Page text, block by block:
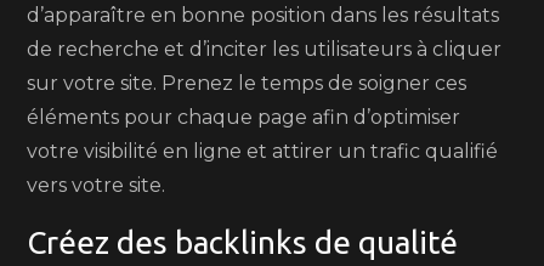
d’apparaître en bonne position dans les résultats
de recherche et d’inciter les utilisateurs à cliquer
sur votre site. Prenez le temps de soigner ces
éléments pour chaque page afin d’optimiser
votre visibilité en ligne et attirer un trafic qualifié
vers votre site.
Créez des backlinks de qualité